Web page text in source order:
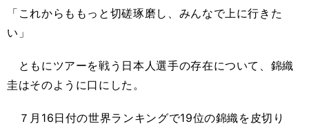
「これからももっと切磋琢磨し、みんなで上に行きた
い」
ともにツアーを戦う日本人選手の存在について、錦織
圭はそのように口にした。
７月16日付の世界ランキングで19位の錦織を皮切り